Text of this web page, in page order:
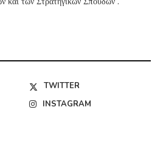
TWITTER
INSTAGRAM